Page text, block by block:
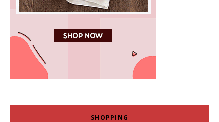
SHOPPING